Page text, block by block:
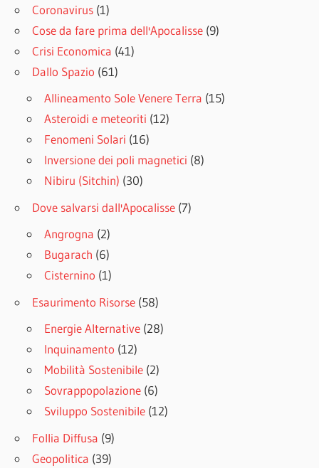
Coronavirus (1)
Cose da fare prima dell'Apocalisse (9)
Crisi Economica (41)
Dallo Spazio (61)
Allineamento Sole Venere Terra (15)
Asteroidi e meteoriti (12)
Fenomeni Solari (16)
Inversione dei poli magnetici (8)
Nibiru (Sitchin) (30)
Dove salvarsi dall'Apocalisse (7)
Angrogna (2)
Bugarach (6)
Cisternino (1)
Esaurimento Risorse (58)
Energie Alternative (28)
Inquinamento (12)
Mobilità Sostenibile (2)
Sovrappopolazione (6)
Sviluppo Sostenibile (12)
Follia Diffusa (9)
Geopolitica (39)